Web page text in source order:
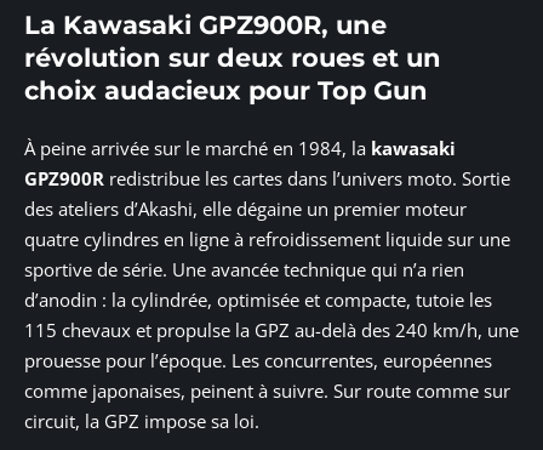
La Kawasaki GPZ900R, une
révolution sur deux roues et un
choix audacieux pour Top Gun
À peine arrivée sur le marché en 1984, la kawasaki
GPZ900R redistribue les cartes dans l’univers moto. Sortie
des ateliers d’Akashi, elle dégaine un premier moteur
quatre cylindres en ligne à refroidissement liquide sur une
sportive de série. Une avancée technique qui n’a rien
d’anodin : la cylindrée, optimisée et compacte, tutoie les
115 chevaux et propulse la GPZ au-delà des 240 km/h, une
prouesse pour l’époque. Les concurrentes, européennes
comme japonaises, peinent à suivre. Sur route comme sur
circuit, la GPZ impose sa loi.